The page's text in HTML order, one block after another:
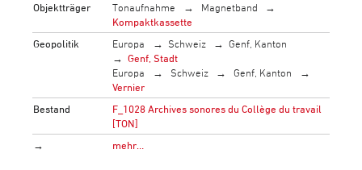
Objektträger
Tonaufnahme
Magnetband
Kompaktkassette
Geopolitik
Europa Schweiz
Genf, Kanton
Genf, Stadt
Europa
Schweiz
Genf, Kanton
Vernier
Bestand
F_1028 Archives sonores du Collège du travail
[TON]
→
mehr…